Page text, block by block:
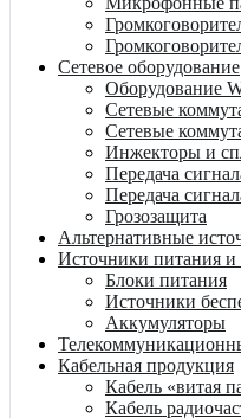
Сетевое оборудование
Оборудование
Сетевые
Сетевые
Инжекторы и
Передача
Передача
Грозозащита
Альтернативные
Источники питания и
Блоки питания
Источники
Аккумуляторы
Кабельная продукция
Кабель «витая
Кабель